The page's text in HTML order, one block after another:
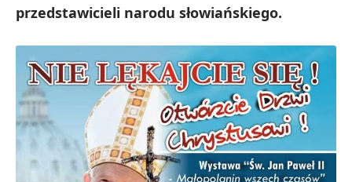
przedstawicieli narodu słowiańskiego.